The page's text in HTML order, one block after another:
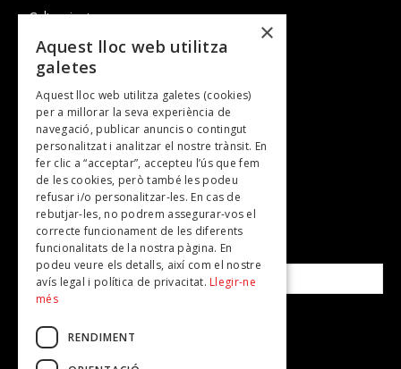
Cultura i art
Entrevistes
Gastronomia
TV
Plans per fer
Revistes
SUBSCRIU-TE A LA NOSTRA NEWSLETTER!
Correu electrònic*
Accepto lapolítica de privacitat
×
Aquest lloc web utilitza
galetes
Aquest lloc web utilitza galetes (cookies)
per a millorar la seva experiència de
navegació, publicar anuncis o contingut
personalitzat i analitzar el nostre trànsit. En
fer clic a “acceptar”, accepteu l’ús que fem
de les cookies, però també les podeu
refusar i/o personalitzar-les. En cas de
rebutjar-les, no podrem assegurar-vos el
correcte funcionament de les diferents
funcionalitats de la nostra pàgina. En
podeu veure els detalls, així com el nostre
avís legal i política de privacitat. Llegir-ne
més
RENDIMENT